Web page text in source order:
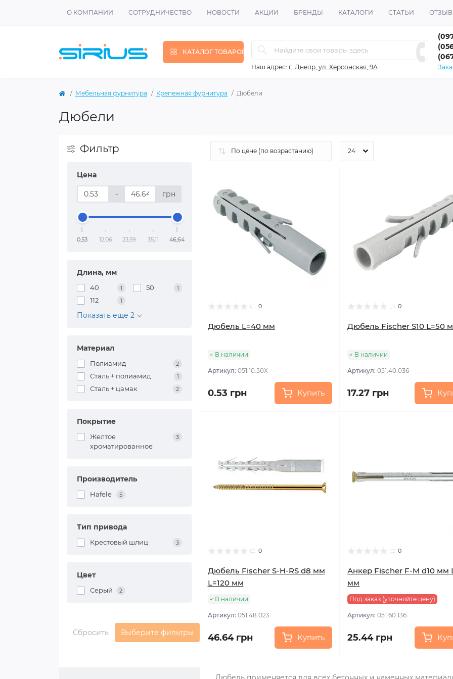
О КОМПАНИИ СОТРУДНИЧЕСТВО НОВОСТИ АКЦИИ БРЕНДЫ КАТАЛОГИ СТАТЬИ
КАТАЛОГ ТОВАРОВ
Наш адрес: г. Днепр, ул. Херсонская, 9А
Мебельная фурнитура Крепежная фурнитура Дюбели
Дюбели
Фильтр
Цена
- грн
0,53 12,06 23,59 35,11 46,64
Длина, мм
40 1 50 1
112 1
Показать еще 2
Материал
Полиамид 2
Сталь + полиамид 1
Сталь + цамак 2
Покрытие
Желтое
хроматированное
3
Производитель
Hafele 5
Тип привода
Крестовый шлиц 3
Цвет
Серый 2
Сбросить Выберите фильтры
0
Дюбель L=40 мм
В наличии
Артикул: 051.10.50Х
0.53 грн Купить
0
Дюбель Fischer S10 L=50
В наличии
Артикул:051.40.036
17.27 грн
0
Дюбель Fischer S-H-RS d8 мм
L=120 мм
В наличии
Артикул: 051.48.023
46.64 грн Купить
0
Анкер Fischer F-M d10 мм
мм
Под заказ (уточняйте цену)
Артикул:051.60.136
25.44 грн